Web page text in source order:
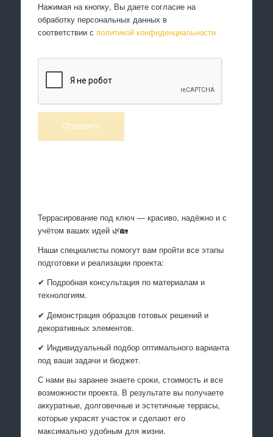
Нажимая на кнопку, Вы даете согласие на
обработку персональных данных в
соответствии с политикой конфиденциальности
Террасирование под ключ — красиво, надёжно и с
учётом ваших идей 🌿🏡
Наши специалисты помогут вам пройти все этапы
подготовки и реализации проекта:
✔ Подробная консультация по материалам и
технологиям.
✔ Демонстрация образцов готовых решений и
декоративных элементов.
✔ Индивидуальный подбор оптимального варианта
под ваши задачи и бюджет.
С нами вы заранее знаете сроки, стоимость и все
возможности проекта. В результате вы получаете
аккуратные, долговечные и эстетичные террасы,
которые украсят участок и сделают его
максимально удобным для жизни.